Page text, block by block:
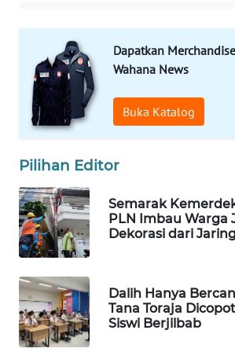
Dapatkan
Wahana News
Buka Katalog
Pilihan Editor
Semarak
PLN Imbau Warga
Dekorasi dari
Dalih Hanya
Tana Toraja
Siswi Berjilbab
KONSUMEN
FORWAMKI
ALPERKLINAS
FORJASIDA
TAMBANG
NEWS
SITUNGIR
NEWS
SIDIKALANG
NEWS